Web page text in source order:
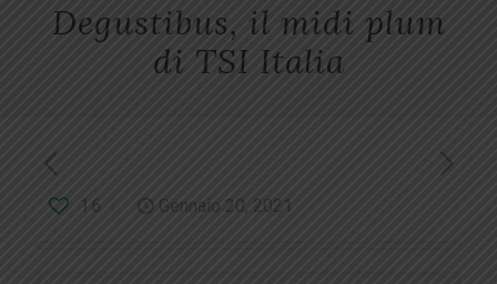
Degustibus, il midi plum
di TSI Italia
16 Gennaio 20, 2021